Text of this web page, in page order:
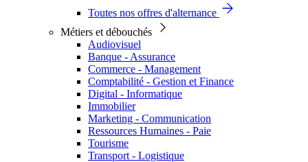
Toutes nos offres d'alternance
Métiers et débouchés
Audiovisuel
Banque - Assurance
Commerce - Management
Comptabilité - Gestion et Finance
Digital - Informatique
Immobilier
Marketing - Communication
Ressources Humaines - Paie
Tourisme
Transport - Logistique